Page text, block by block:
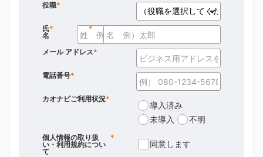
*
役職
*
氏
名
*
*
メール アドレス
*
電話番号
*
カオナビご利用状況
導入済み
未導入
不明
*
個人情報の取り扱
い・利用規約につい
て
同意します